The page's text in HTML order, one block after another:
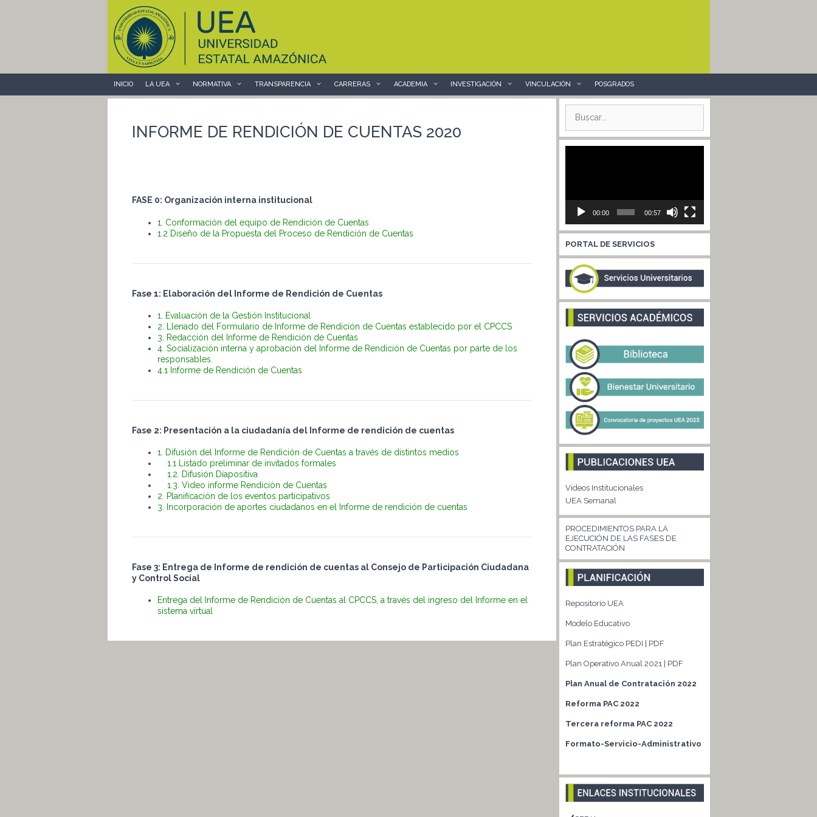
INICIO LA UEA NORMATIVA TRANSPARENCIA CARRERAS ACADEMIA INVESTIGACIÓN VINCULACIÓN POSGRADOS
INFORME DE RENDICIÓN DE CUENTAS 2020
FASE 0: Organización interna institucional
1.
Conformación del equipo de Rendición de Cuentas
1.2 Diseño de la Propuesta del Proceso de Rendición de Cuentas
Fase 1: Elaboración del Informe de Rendición de Cuentas
1. Evaluación de la Gestión Institucional
2. Llenado del Formulario de Informe de Rendición de Cuentas establecido por el CPCCS
3. Redacción del Informe de Rendición de Cuentas
4. Socialización interna y aprobación del Informe de Rendición de Cuentas por parte de los
responsables.
4.1
Informe de Rendición de Cuentas
Fase 2: Presentación a la ciudadanía del Informe de rendición de cuentas
1. Difusión del Informe de Rendición de Cuentas a través de distintos medios
1.1 Listado preliminar de invitados formales
1.2.
Difusión Díapositiva
1.3. Video informe Rendición de Cuentas
2. Planificación de los eventos participativos
3. Incorporación de aportes ciudadanos en el Informe de rendición de cuentas
Fase 3: Entrega de Informe de rendición de cuentas al Consejo de Participación Ciudadana
y Control Social
Entrega del Informe de Rendición de Cuentas al CPCCS, a través del ingreso del Informe en el
sistema virtual
00:00 00:57
PORTAL DE SERVICIOS
Videos Institucionales
UEA Semanal
PROCEDIMIENTOS PARA LA
EJECUCIÓN DE LAS FASES DE
CONTRATACIÓN
Repositorio UEA
Modelo Educativo
Plan Estratégico PEDI | PDF
Plan Operativo Anual 2021 | PDF
Plan Anual de Contratación 2022
Reforma PAC 2022
Tercera reforma PAC 2022
Formato-Servicio-Administrativo